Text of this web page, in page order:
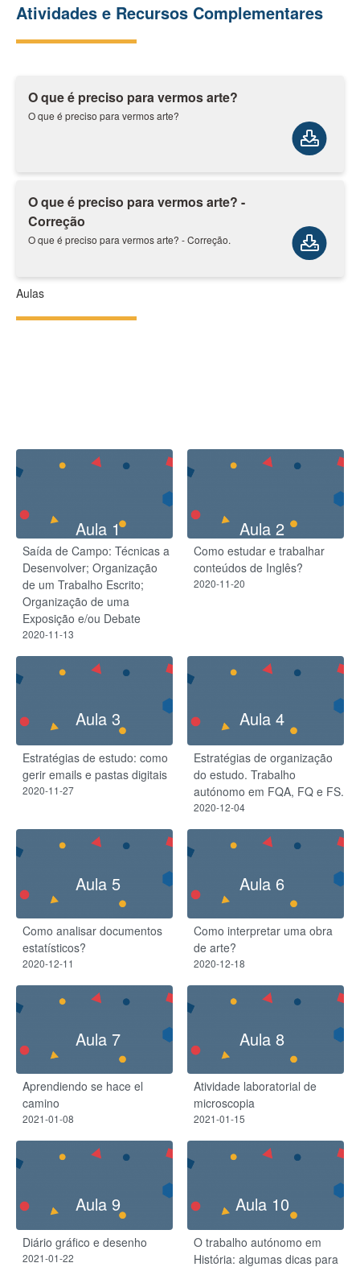
Atividades e Recursos Complementares
O que é preciso para vermos arte?
O que é preciso para vermos arte?
O que é preciso para vermos arte? -
Correção
O que é preciso para vermos arte? - Correção.
Aulas
Aula 1
Saída de Campo: Técnicas a
Desenvolver; Organização
de um Trabalho Escrito;
Organização de uma
Exposição e/ou Debate
2020-11-13
Aula 2
Como estudar e trabalhar
conteúdos de Inglês?
2020-11-20
Aula 3
Estratégias de estudo: como
gerir emails e pastas digitais
2020-11-27
Aula 4
Estratégias de organização
do estudo.​ Trabalho
autónomo em FQA, FQ e FS.
2020-12-04
Aula 5
Como analisar documentos
estatísticos?
2020-12-11
Aula 6
Como interpretar uma obra
de arte?
2020-12-18
Aula 7
Aprendiendo se hace el
camino
2021-01-08
Aula 8
Atividade laboratorial de
microscopia
2021-01-15
Aula 9
Diário gráfico e desenho
2021-01-22
Aula 10
O trabalho autónomo em
História: algumas dicas para